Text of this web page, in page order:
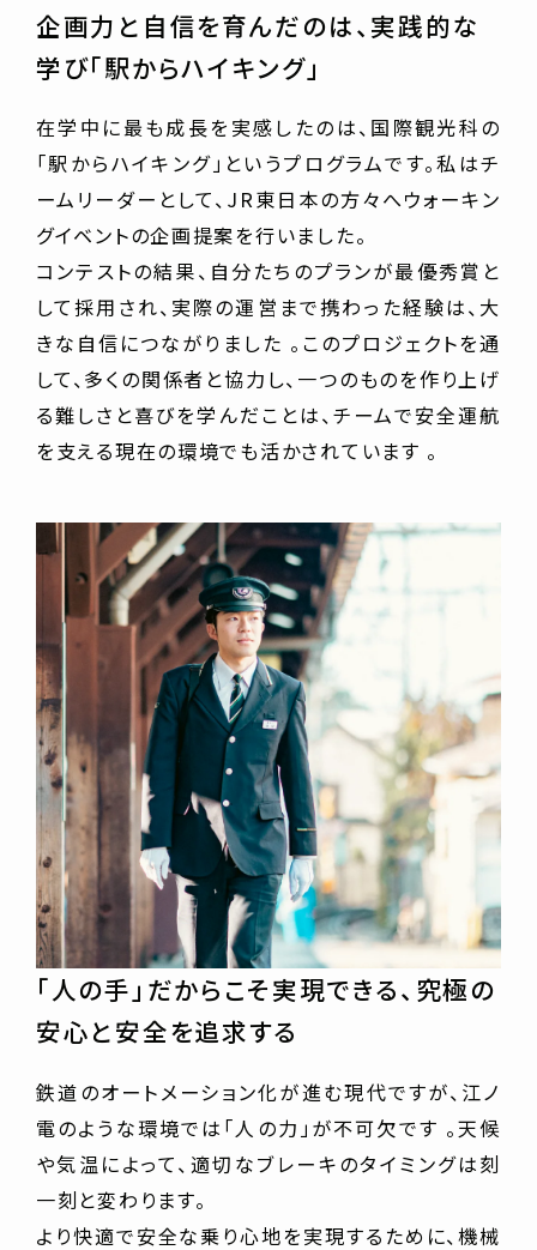
企画力と自信を育んだのは、実践的な
学び「駅からハイキング」
在学中に最も成長を実感したのは、国際観光科の
「駅からハイキング」というプログラムです。私はチ
ームリーダーとして、JR東日本の方々へウォーキン
グイベントの企画提案を行いました。
コンテストの結果、自分たちのプランが最優秀賞と
して採用され、実際の運営まで携わった経験は、大
きな自信につながりました 。このプロジェクトを通
して、多くの関係者と協力し、一つのものを作り上げ
る難しさと喜びを学んだことは、チームで安全運航
を支える現在の環境でも活かされています 。
「人の手」だからこそ実現できる、究極の
安心と安全を追求する
鉄道のオートメーション化が進む現代ですが、江ノ
電のような環境では「人の力」が不可欠です 。天候
や気温によって、適切なブレーキのタイミングは刻
一刻と変わります。
より快適で安全な乗り心地を実現するために、機械